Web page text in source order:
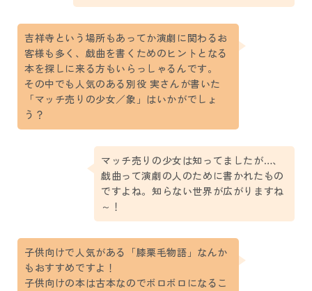
吉祥寺という場所もあってか演劇に関わるお
客様も多く、戯曲を書くためのヒントとなる
本を探しに来る方もいらっしゃるんです。
その中でも人気のある別役 実さんが書いた
「マッチ売りの少女／象」はいかがでしょ
う？
マッチ売りの少女は知ってましたが…、
戯曲って演劇の人のために書かれたもの
ですよね。知らない世界が広がりますね
～！
子供向けで人気がある「膝栗毛物語」なんか
もおすすめですよ！
子供向けの本は古本なのでボロボロになるこ